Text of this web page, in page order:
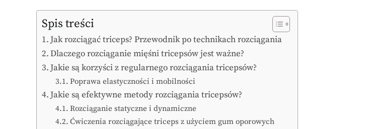
Spis treści
Jak rozciągać triceps? Przewodnik po technikach rozciągania
Dlaczego rozciąganie mięśni tricepsów jest ważne?
Jakie są korzyści z regularnego rozciągania tricepsów?
Poprawa elastyczności i mobilności
Jakie są efektywne metody rozciągania tricepsów?
Rozciąganie statyczne i dynamiczne
Ćwiczenia rozciągające triceps z użyciem gum oporowych